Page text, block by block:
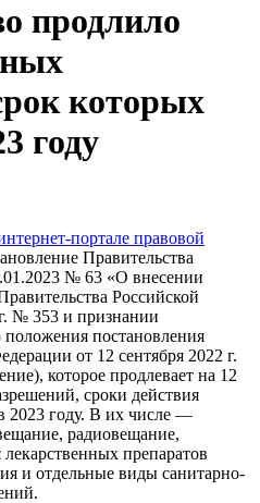
продлило
которых
году
портале правовой
Правительства
№ 63 «О внесении
Российской
№ 353 и признании
постановления
от 12 сентября 2022 г.
которое продлевает на 12
сроки действия
2023 году. В их числе —
радиовещание,
лекарственных препаратов
и отдельные виды санитарно-